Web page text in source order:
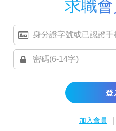
求職
登
加入會員 |